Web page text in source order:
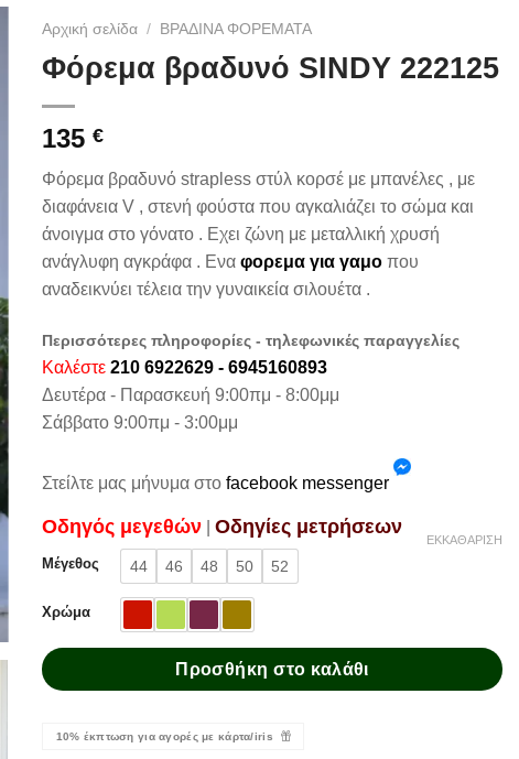
Αρχική σελίδα / ΒΡΑΔΙΝΑ ΦΟΡΕΜΑΤΑ
Φόρεμα βραδυνό SINDY 222125
135 €
Φόρεμα βραδυνό strapless στύλ κορσέ με μπανέλες , με
διαφάνεια V , στενή φούστα που αγκαλιάζει το σώμα και
άνοιγμα στο γόνατο . Εχει ζώνη με μεταλλική χρυσή
ανάγλυφη αγκράφα . Ενα φορεμα για γαμο που
αναδεικνύει τέλεια την γυναικεία σιλουέτα .
Περισσότερες πληροφορίες - τηλεφωνικές παραγγελίες
Καλέστε 210 6922629 - 6945160893
Δευτέρα - Παρασκευή 9:00πμ - 8:00μμ
Σάββατο 9:00πμ - 3:00μμ
Στείλτε μας μήνυμα στο facebook messenger
Oδηγός μεγεθών Oδηγίες μετρήσεων
Μέγεθος 44 46 48 50 52
Χρώμα
ΕΚΚΑΘΆΡΙΣΗ
Προσθήκη στο καλάθι
10% έκπτωση για αγορές με κάρτα/iris